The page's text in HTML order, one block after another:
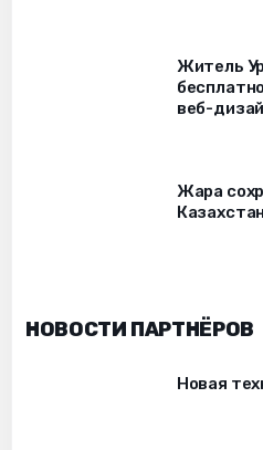
Житель
веб-
Жара
НОВОСТИ ПАРТНЁРОВ
Новая